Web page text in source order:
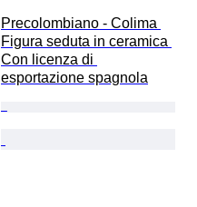
Precolombiano - Colima
Figura seduta in ceramica
Con licenza di
esportazione spagnola